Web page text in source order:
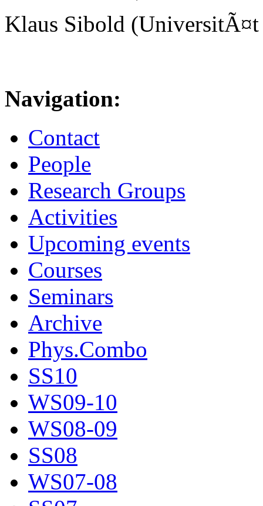
Klaus Sibold
Navigation:
Contact
People
Research Groups
Activities
Upcoming events
Courses
Seminars
Archive
Phys.Combo
SS10
WS09-10
WS08-09
SS08
WS07-08